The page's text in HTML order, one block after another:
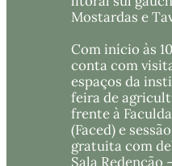
Mostardas e
Com início às
conta com
espaços da
feira de
frente à
(Faced) e
gratuita com
Sala Redenção